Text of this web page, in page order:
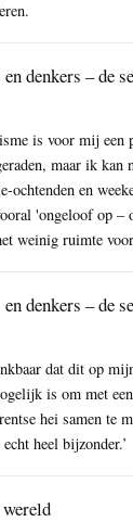
denkers – de
is voor mij een
maar ik kan
ochtenden en
'ongeloof op –
weinig ruimte
denkers – de
dat dit op
is om met
hei samen te
heel bijzonder.’